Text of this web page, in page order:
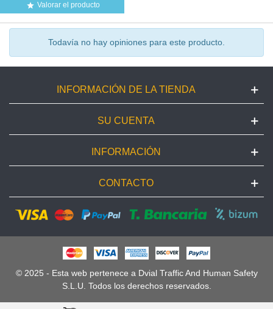
 Valorar el producto
Todavía no hay opiniones para este producto.
INFORMACIÓN DE LA TIENDA
SU CUENTA
INFORMACIÓN
CONTACTO
© 2025 - Esta web pertenece a Dvial Traffic And Human Safety
S.L.U. Todos los derechos reservados.